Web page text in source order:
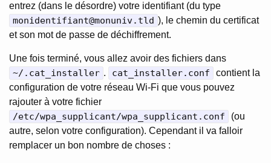
entrez (dans le désordre) votre identifiant (du type
monidentifiant@monuniv.tld ), le chemin du certificat
et son mot de passe de déchiffrement.
Une fois terminé, vous allez avoir des fichiers dans
~/.cat_installer . cat_installer.conf
contient la
configuration de votre réseau Wi-Fi que vous pouvez
rajouter à votre fichier
/etc/wpa_supplicant/wpa_supplicant.conf
(ou
autre, selon votre configuration). Cependant il va falloir
remplacer un bon nombre de choses :